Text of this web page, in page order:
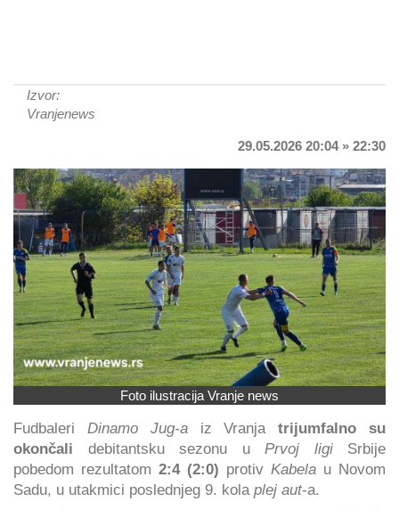
Izvor:
Vranjenews
29.05.2026 20:04 » 22:30
Foto ilustracija Vranje news
Fudbaleri Dinamo Jug-aiz Vranjatrijumfalno su
okončali debitantsku sezonu u Prvoj ligi Srbije
pobedom rezultatom 2:4 (2:0) protiv Kabela u Novom
Sadu, u utakmici poslednjeg 9. kola plej aut-a.